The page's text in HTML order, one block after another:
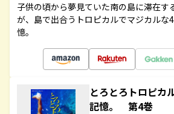
子供の頃から夢見ていた南の島に滞在す
が、島で出合うトロピカルでマジカルな
憶。
とろとろトロピ
記憶。 第4巻